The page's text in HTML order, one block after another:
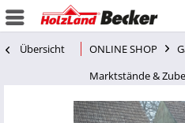
Übersicht ONLINE SHOP
Marktstände &